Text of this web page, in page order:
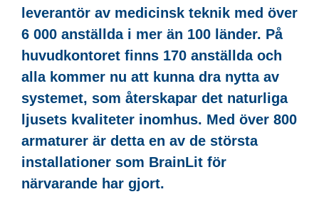
leverantör av medicinsk teknik med över
6 000 anställda i mer än 100 länder. På
huvudkontoret finns 170 anställda och
alla kommer nu att kunna dra nytta av
systemet, som återskapar det naturliga
ljusets kvaliteter inomhus. Med över 800
armaturer är detta en av de största
installationer som BrainLit för
närvarande har gjort.